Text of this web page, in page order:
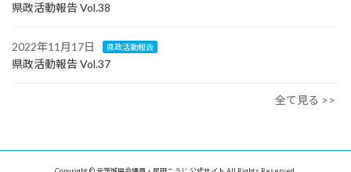
県政活動報告 Vol.38
2022年11月17日 県政活動報告
県政活動報告 Vol.37
全て見る >>